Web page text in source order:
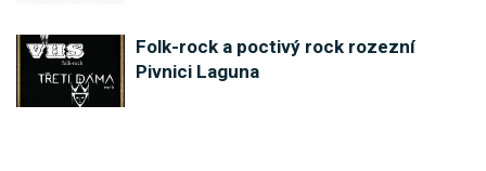
Folk-rock a poctivý rock rozezní
Pivnici Laguna